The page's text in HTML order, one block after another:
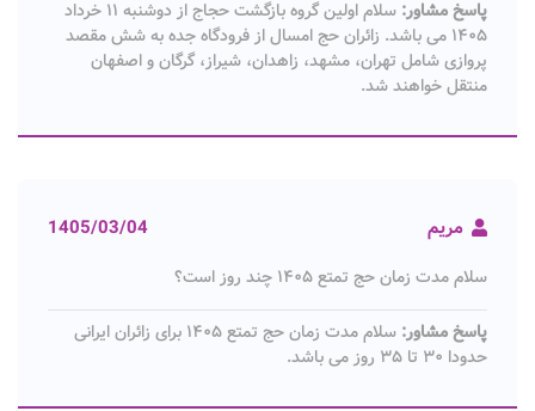
پاسخ مشاور:
سلام اولین گروه بازگشت حجاج از دوشنبه ۱۱ خرداد
۱۴۰۵ می باشد. زائران حج امسال از فرودگاه جده به شش مقصد
پروازی شامل تهران، مشهد، زاهدان، شیراز، گرگان و اصفهان
منتقل خواهند شد.
مریم 1405/03/04
سلام مدت زمان حج تمتع ۱۴۰۵ چند روز است؟
پاسخ مشاور:
سلام مدت زمان حج تمتع ۱۴۰۵ برای زائران ایرانی
حدودا ۳۰ تا ۳۵ روز می باشد.